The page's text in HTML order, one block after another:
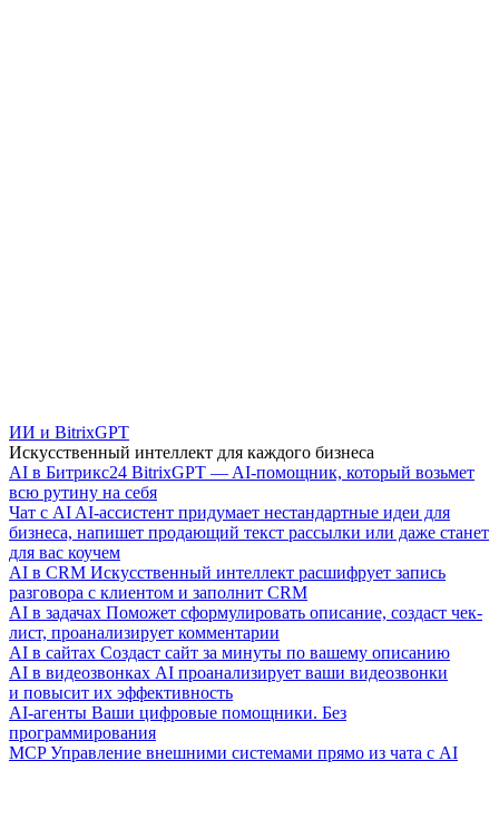
ИИ и BitrixGPT
Искусственный интеллект для каждого бизнеса
AI в Битрикс24 BitrixGPT — AI-помощник, который возьмет
всю рутину на себя
Чат с AI AI-ассистент придумает нестандартные идеи для
бизнеса, напишет продающий текст рассылки или даже станет
для вас коучем
AI в CRM Искусственный интеллект расшифрует запись
разговора с клиентом и заполнит CRM
AI в задачах Поможет сформулировать описание, создаст чек-
лист, проанализирует комментарии
AI в сайтах Создаст сайт за минуты по вашему описанию
AI в видеозвонках AI проанализирует ваши видеозвонки
и повысит их эффективность
AI-агенты Ваши цифровые помощники. Без
программирования
MCP Управление внешними системами прямо из чата с AI